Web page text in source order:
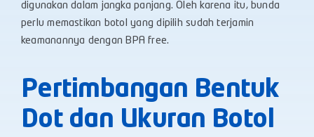
digunakan dalam jangka panjang. Oleh karena itu, bunda
perlu memastikan botol yang dipilih sudah terjamin
keamanannya dengan BPA free.
Pertimbangan Bentuk
Dot dan Ukuran Botol